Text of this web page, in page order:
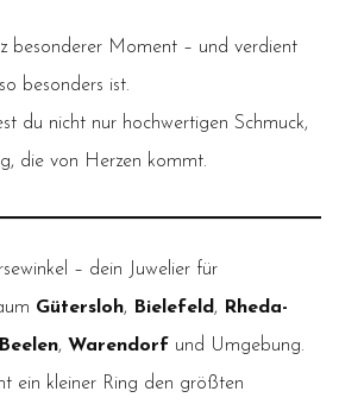
besonderer Moment – und verdient
besonders ist.
du nicht nur hochwertigen Schmuck,
die von Herzen kommt.
– dein Juwelier für
Gütersloh, Bielefeld ,
Rheda-
Beelen, Warendorf und Umgebung.
ein kleiner Ring den größten